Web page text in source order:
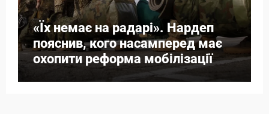
«Їх немає на радарі». Нардеп
пояснив, кого насамперед має
охопити реформа мобілізації